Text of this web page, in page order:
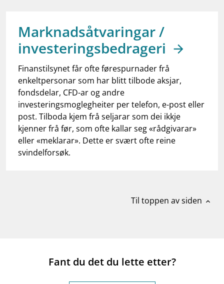
dashboardInformasjon for investorer
notifications_noneAbonner på nyhetsvarsel
Marknadsåtvaringar /
investeringsbedrageri
Finanstilsynet får ofte førespurnader frå
enkeltpersonar som har blitt tilbode aksjar,
fondsdelar, CFD-ar og andre
investeringsmoglegheiter per telefon, e-post eller
post. Tilboda kjem frå seljarar som dei ikkje
kjenner frå før, som ofte kallar seg «rådgivarar»
eller «meklarar». Dette er svært ofte reine
svindelforsøk.
Til toppen av siden expand_less
Fant du det du lette etter?